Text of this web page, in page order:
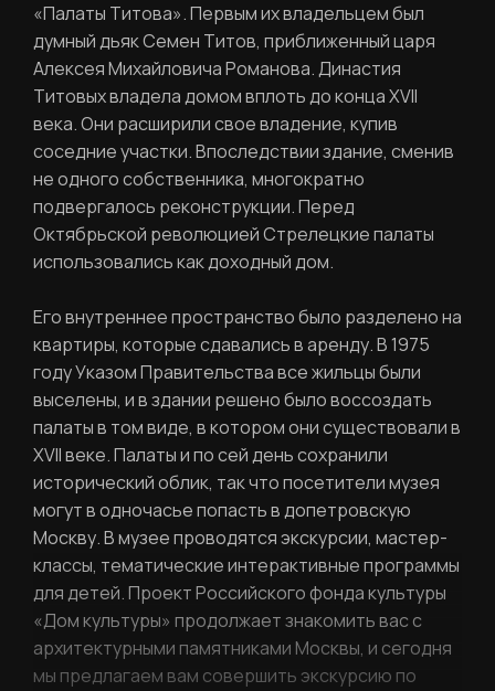
«Палаты Титова». Первым их владельцем был
думный дьяк Семен Титов, приближенный царя
Алексея Михайловича Романова. Династия
Титовых владела домом вплоть до конца XVII
века. Они расширили свое владение, купив
соседние участки. Впоследствии здание, сменив
не одного собственника, многократно
подвергалось реконструкции. Перед
Октябрьской революцией Стрелецкие палаты
использовались как доходный дом.
Его внутреннее пространство было разделено на
квартиры, которые сдавались в аренду. В 1975
году Указом Правительства все жильцы были
выселены, и в здании решено было воссоздать
палаты в том виде, в котором они существовали в
XVII веке. Палаты и по сей день сохранили
исторический облик, так что посетители музея
могут в одночасье попасть в допетровскую
Москву. В музее проводятся экскурсии, мастер-
классы, тематические интерактивные программы
для детей. Проект Российского фонда культуры
«Дом культуры» продолжает знакомить вас с
архитектурными памятниками Москвы, и сегодня
мы предлагаем вам совершить экскурсию по
ЛИЧНЫЙ КАБИНЕТ
Ваш email
Пароль
Войти
РЕГИСТРАЦИЯ
Ваше имя
Фамилия
Ваш email
Задайте пароль
ВОССТАНОВИТЬ ПАРОЛЬ
Отправить